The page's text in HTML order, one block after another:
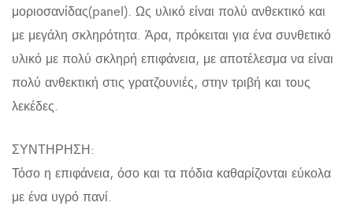
μοριοσανίδας(panel). Ως υλικό είναι πολύ ανθεκτικό και
με μεγάλη σκληρότητα. Άρα, πρόκειται για ένα συνθετικό
υλικό με πολύ σκληρή επιφάνεια, με αποτέλεσμα να είναι
πολύ ανθεκτική στις γρατζουνιές, στην τριβή και τους
λεκέδες.
ΣΥΝΤΗΡΗΣΗ:
Τόσο η επιφάνεια, όσο και τα πόδια καθαρίζονται εύκολα
με ένα υγρό πανί.